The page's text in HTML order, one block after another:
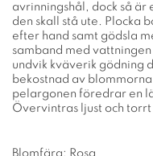
avrinningshål, dock så
den skall stå ute. Plocka
efter hand samt gödsla
samband med
undvik kväverik gödning
bekostnad av
pelargonen föredrar en
Övervintras ljust och torrt
Blomfärg: Rosa